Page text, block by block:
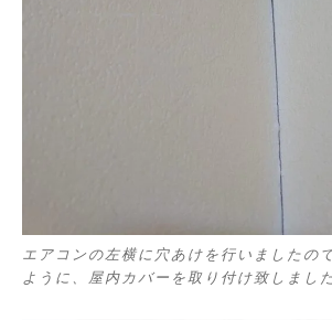
エアコンの左横に穴あけを行いましたの
ように、屋内カバーを取り付け致しました